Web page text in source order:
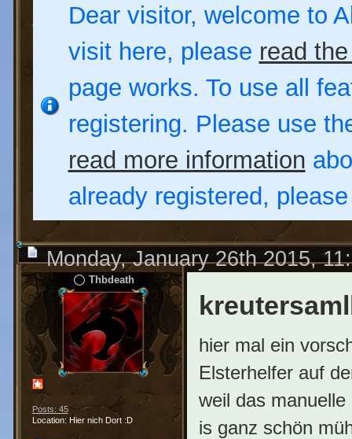
Dear visitor, welcome to
visit here, please read
page works. To use all
registering. Please use
read more information
already registered,
Monday, January 26th 2015,
Thbdeath
Posts: 45
Location: Hier nich Dort :D
hier mal ein
Elsterhelfer auf
weil das
is ganz schön